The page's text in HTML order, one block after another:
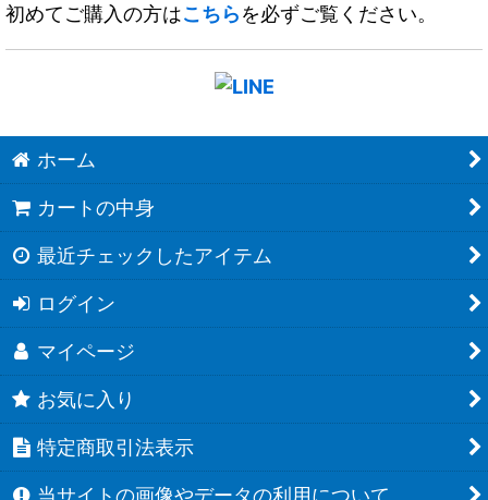
初めてご購入の方はこちらを必ずご覧ください。
ホーム
カートの中身
最近チェックしたアイテム
ログイン
マイページ
お気に入り
特定商取引法表示
当サイトの画像やデータの利用について